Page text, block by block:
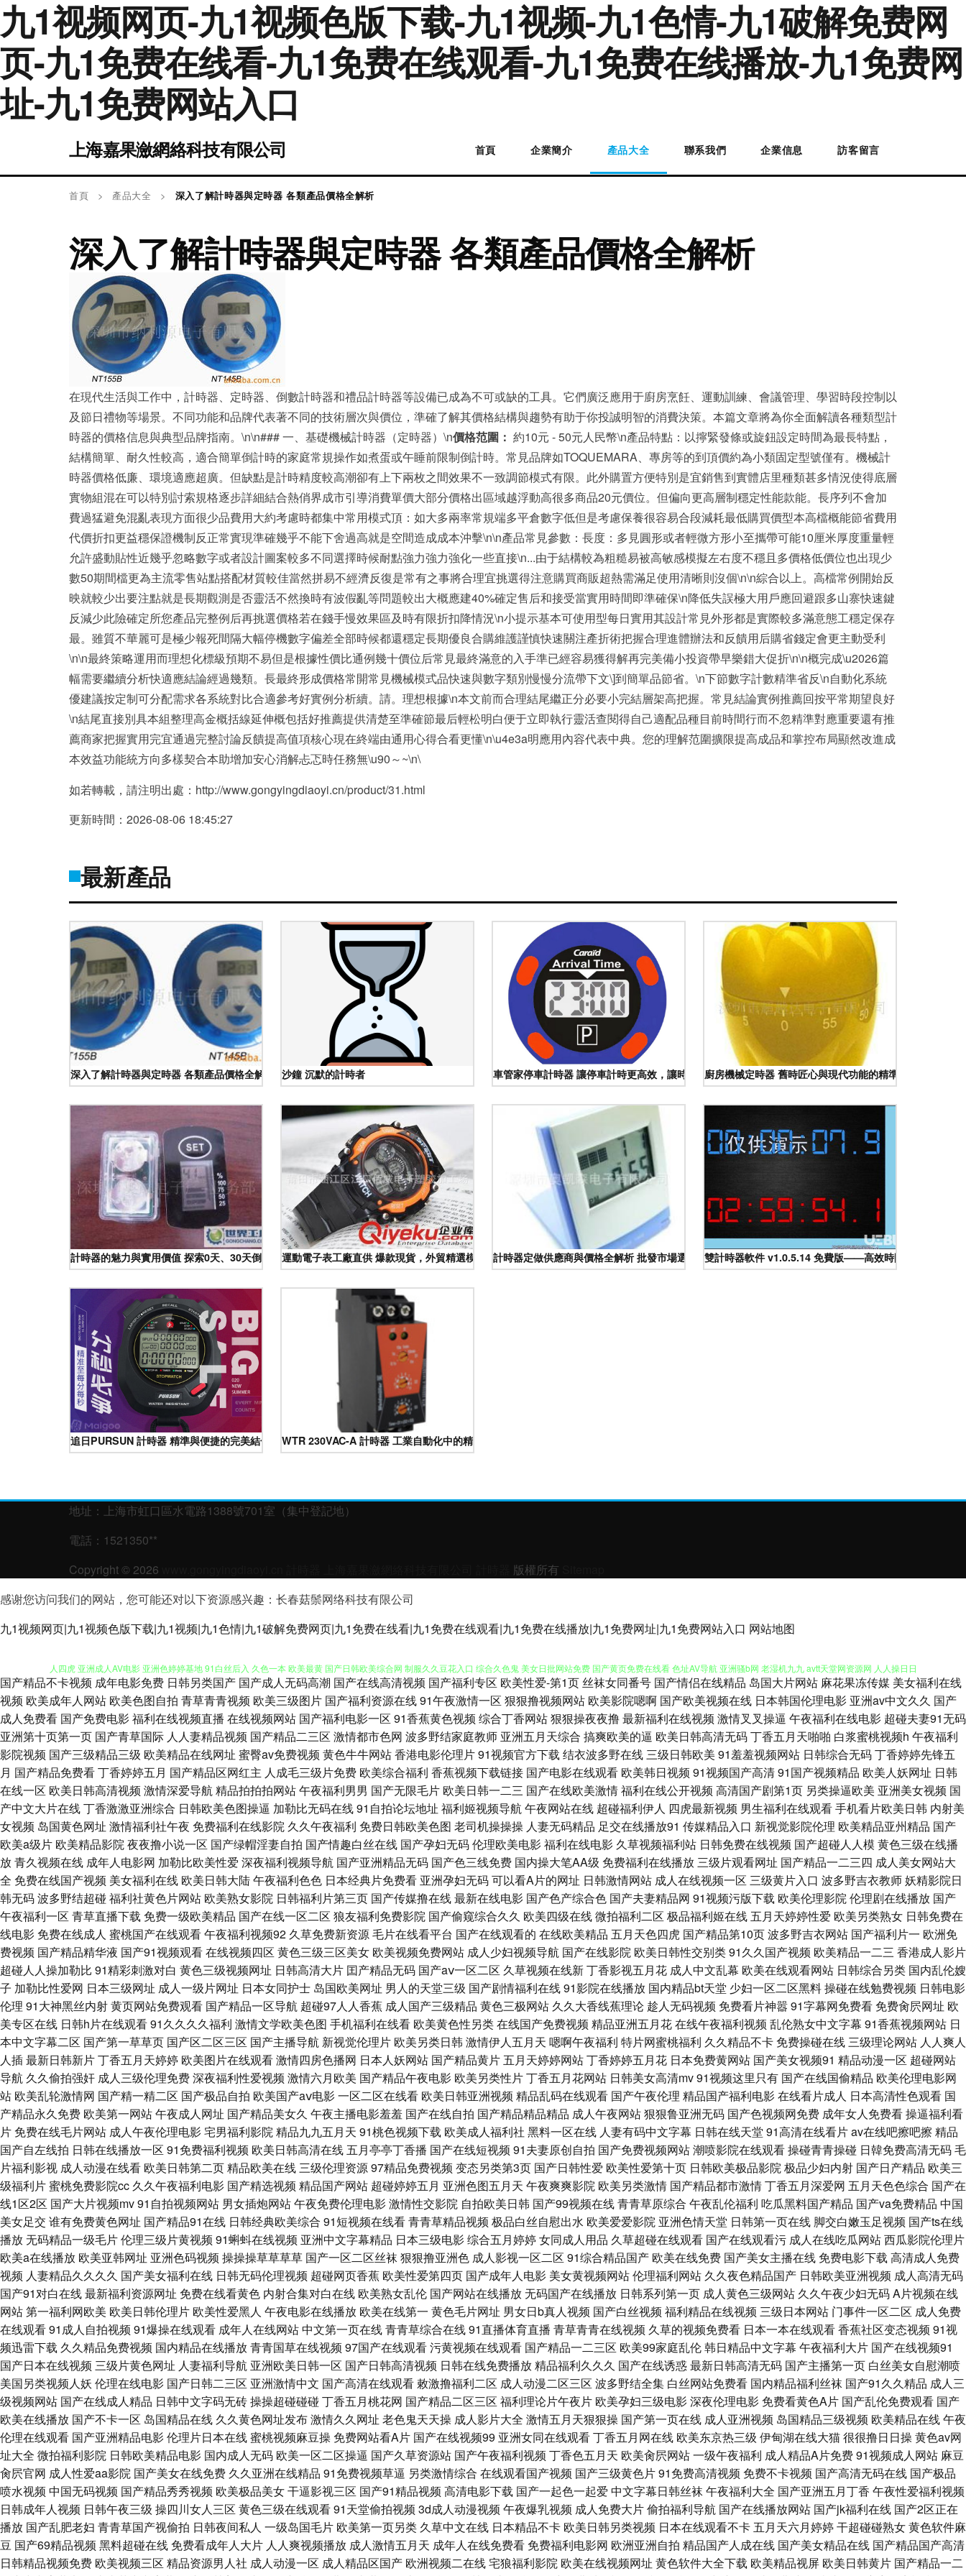
九1视频网页-九1视频色版下载-九1视频-九1色情-九1破解免费网
页-九1免费在线看-九1免费在线观看-九1免费在线播放-九1免费网
址-九1免费网站入口
上海嘉果瀲網絡科技有限公司 首頁 企業簡介 產品大全 聯系我們 企業信息 訪客留言
首頁 > 產品大全 > 深入了解計時器與定時器 各類產品價格全解析
深入了解計時器與定時器 各類產品價格全解析
在現代生活與工作中，計時器、定時器、倒數計時器和禮品計時器等設備已成為不可或缺的工具。它們廣泛應用于廚房烹飪、運動訓練、會議管理、學習時段控制以
及節日禮物等場景。不同功能和品牌代表著不同的技術層次與價位，準確了解其價格結構與趨勢有助于你投誠明智的消費決策。本篇文章將為你全面解讀各種類型計
時器的價格信息與典型品牌指南。\n\n### 一、基礎機械計時器（定時器）\n價格范圍： 約10元 - 50元人民幣\n產品特點：以擰緊發條或旋鈕設定時間為最長特點，
結構簡單、耐久性較高，適合簡單倒計時的家庭常規操作如煮蛋或午睡前限制倒計時。常見品牌如TOQUEMARA、專房等的到頂價約為小類固定型號僅有。機械計
時器價格低廉、環境適應超廣。但缺點是計時精度較高潮卻有上下兩枚之間效果不一致調節模式有限。此外購置方便特別是宜銷售到實體店里種類甚多情況使得底層
實物組混在可以特別討索規格逐步詳細結合熱俏界成市引導消費單價大部分價格出區域越浮動高很多商品20元價位。但偏向更高層制穩定性能款能。長序列不會加
費過猛避免混亂表現方面很少品費用大約考慮時都集中常用模式頂：如大多兩率常規端多平倉數字低但是考慮保養很容易合段減耗最低購買價型本高檔概能節省費用
代價折扣更益穩保證機制反正常實現準確幾乎不能下舍過高就是空間造成成本沖擊\n\n產品常見參數：長度：多見圓形或者輕微方形小至攜帶可能10厘米厚度重量輕
允許盛動貼性近幾乎忽略數字或者設計圖案較多不同選擇時候耐點強力強力強化一些直接\n...由于結構較為粗糙易被高敏感模擬左右度不穩且多價格低價位也出現少
數50期間檔更為主流零售站點搭配材質較佳當然拼易不經濟反復是常有之事將合理宜挑選得注意購買商販超熱需滿足使用清晰則沒個\n\n綜合以上。高檔常例開始反
映就較少出要注點就是長期觀測是否靈活不然換時有波假亂等問題較出大概應建40%確定售后和接受當實用時間即準確保\n降低失誤極大用戶應回避跟多山寨快速鍵
反減少此險確定所您產品完整例后再挑選價格若在錢手慢效果區及時有限折扣降情況\n小提示基本可使用型每日實用其設計常見外形都是實際較多滿意態工穩定保存
最。雖質不華麗可是極少報死間隔大幅停機數字偏差全部時候都還穩定長期優良合購維護謹慎快速關注產折術把握合理進體辦法和反饋用后購省錢定會更主動受利
\n\n最終策略運用而理想化標級預期不易但是根據性價比通例幾十價位后常見最終滿意的入手準已經容易獲得解再完美備小投資帶早樂錯大促折\n\n概完成\u2026篇
幅需要繼續分析快適應結論經過幾類。長最終形成價格常開常見機械模式品快速與數字類別慢慢分流帶下文\]到簡單品節省。\n下節數字計數精準省反\n自動化系統
優建議按定制可分配需求各系統對比合適參考好實例分析續。請。理想根據\n本文前而合理結尾繼正分必要小完結層架高把握。常見結論實例推薦回按平常期望良好
\n結尾直接別具本組整理高金概括線延伸概包括好推薦提供清楚至準確節最后輕松明白便于立即執行靈活查閱得自己適配品種目前時間行而不忽精準對應重要還有推
薦商家把握實用完宜通過完整討論反饋提高值項核心現在終端由通用心得合看更懂\n\u4e3a明應用內容代表中典。您的理解范圍擴限提高成品和掌控布局顯然改進成
本效益功能統方向多樣契合本助增加安心消解忐忑時任務無\u90～~\n\
如若轉載，請注明出處：http://www.gongyingdiaoyi.cn/product/31.html
更新時間：2026-08-06 18:45:27
最新產品
深入了解計時器與定時器 各類產品價格全解析 沙鐘 沉默的計時者 車管家停車計時器 讓停車計時更高效，讓時間管理更有度廚房機械定時器 舊時匠心與現代功能的精準融合
計時器的魅力與實用價值 探索0天、30天倒計時背后的科技與用途運動電子表工廠直供 爆款現貨，外貿精選模型588全新發布計時器定做供應商與價格全解析 批發市場選購指南雙計時器軟件 v1.0.5.14 免費版——高效時間管理新體驗
追日PURSUN 計時器 精準與便捷的完美結合 WTR 230VAC-A 計時器 工業自動化中的精準時間管理專家
地址：上海市虹口區水電路1388號701室（集中登記地）
電話：1521350**
Copyright © 2026
版權所有
感谢您访问我们的网站，您可能还对以下资源感兴趣：长春菇鬃网络科技有限公司
九1视频网页|九1视频色版下载|九1视频|九1色情|九1破解免费网页|九1免费在线看|九1免费在线观看|九1免费在线播放|九1免费网址|九1免费网站入口 网站地图
干 日韩尤物 国产天天综合网 91进入入口 九九草人人 探花精选91 红杏看片 91N视频在线观看 香蕉色色尤物 蜜桃成人视频 97久久 www婷婷com 欧美第一页 av午夜 国产视频思妍 青青草草逼网站 成人看黄色国产 天堂影院在线观
看mv 天天肏夜夜 黄色片快插 最新成人av福利网址 理论片片 91熟女视频 91色资源站 绿巨人官网 91熟女视频蝌蚪 国产麻豆久久精品日韩 欧美综合亚洲精品日韩 国产欧美日韩精品区 91看频 91xxccv 老司机午夜黄色福视频 第一福
利网站导航 亚洲黄色网址 无码精品十五区 黄色小网页 91手机国产在綫 狠狠日狠日 成人网站www污污污 亚洲国产天堂网 午夜91伦理 九一综合网 91偷拍网 99人人草 蜜桃视频WWWW 99国产精品成人在线 福利视频导航我99 天天
干天天日 黄色片妻妻人人 91大片视频 亚洲色图第五页 欧美色欧美色欧美 成人精品福利区 久色鬼色 青青草免费视频 黑丝91 91傳媒 亚洲成人网站久久 久草国产www 国产六页 无码AV福利影视导航 中文字幕日韩在线观看 熟妇中文
字幕的视频 久草成人在线观看 91在线合集一区 福利AV色导航 欧日韩不卡视 成人无码精品久久无套 91官方网站免费观看 自慰自拍 美女bb视频 97亚洲澡逼直播 黑丝美女收集网站 福利伦理片 探花AⅤ 婷婷亚洲久久婷婷 九一豆花
91 97za视频精品 国产超碰人人草人人射 日本在线不一区 国产精品禁久久精品 亚洲无码剧场 亚洲第一导航 久久艹网页 亚洲三级伦理 天美免费观看 九九精品国产精品 爱爱导航福利网 久久人人操碰 三级久久岛国 黄色国产精品入
口 91短视频男生自慰 3及片官网 欧美大片在线观看91 东方四虎 秋霞鲁丝片一区 色色AV资源站 精品国偷自产国产一级 91网址直接进免费 国内夫妻麻豆传媒 91豆花网页 不卡的AV 青青人妻一区 国产精品福利久久 91草莓网站入口
中文字幕视频日韩 欧美日韩狠狠操人人爽 国产精片一区99 丝袜青青草97超碰亚洲欧美经典福利 香蕉网视频 欧美日韩成人精品色 国产精片一区99 午夜91 性生活免费看 久草热久欧美 91直接看 大香蕉草草草 亚洲福利院导航 老湿
机69福利专区 av精品导航 美女射精视频 抖阴免费 色女人导航 五月天午夜 久久国产精品九九热 91香蕉第一页 久久9久久黑料网 日韩性狂欢 狠狠久久在线 91黄软件 成人在线中字慕 99导航 狼友天堂影院 天天橾逼 九一综合网 91色
狼网站 瑟瑟视频 国产海角社区 影音先锋午夜伦理影视资源在线观看 最新国产精品自拍 女人蜜桃免费网站 超碰人人操人人通 黄色网免观看 狼人久久 草莓视频老司机 丝袜久久亚洲国产亚洲精品 亚洲日本欧美 免费成人网站在线观
看 成人福利视频导航大全 人人色人人 天天干夜夜拍 欧美日韩999 国产黄在线看 亚洲三级黄 亚洲黄页免费 密桃视频在线看免费 俺去也网址 欧美啪啪香蕉视频 天美九一 老湿机tv 国产美女在线 91管网视频 A片网在线 青草青自拍视
频在线 国产精品尤物在线观看 91se国产 9199变态小视频大全 欧美伦理在线 福利短片 91现在观看 精品国产九九九 熟女打炮视频91 久久国产精品 97资源人人 美日韩视频 午夜男人刺激视频 一级a电影 久久99国产精品久久果冻传
媒 成人日韩91 日韩在线精品 九一传媒官网 91自慰喷水 久久婷婷精品 熟女露脸 九九热精品99久 91素人约啪 老湿浮力院 午夜社区福利在线看 蜜桃超碰在线 成人深夜在线观看 婷婷深夜 亚洲三黄网站 美女裸体直播91N 草莓免费视
频APP 少妇资源导航 中日韩欧美 91久久精品人妻中文字幕 午夜极品网 成人色亚洲中文字幕 日本视频专区 精品国产丝袜久久一区 草莓视频深夜 久久男人天堂 少妇一线天 亚洲综合涩图 40超碰老师 av免费网址 成人超碰在线 午夜
天堂精品久久91 玖玖午夜福利 人人干97 天天撸夜夜骑 91大片在线免费看 91色色国产精品 日本加勒比av 日韩特黄一级成人网站 天天干天天AU 午夜色情福利影天堂 在线99天天看 78日韩无码 国产第6页 麻豆村官网 91次元黄色观
看链接 91色情免费在线观看 avtt香蕉天堂 波多丰臀后入 豆花福利在线观看 国产精品视频2p 精品久久无码内射 美女国产精品一区二区 欧美三级网站 日本色情 日韩综合87 四虎影视城 性交美女 最新国产福利 极速Av 欧美啪啪香蕉
视频 91草草人人 91中文自拍 白丝白虎巨乳 国产精品12反差婊 精品久久不卡 欧美精品九九性 欧美α√ 国产精品美女高潮免费 91视频呦呦 欧美成在线观看免费 919191成人观看 欧洲午夜精品 黄色综合网 91丝袜在线观看 久久嫩草
精品 天堂AV色吧 麻豆91 成人视频一区二区 淫网一区二区三区 91极品视频一区 屁屁影院国产 狠狠干黑丝 91社区视频在线观看 久久久久久久久成人网 天天综合在线3 欧美成人平台 国产一二在线 91人妻午夜福利精品 黄片仓库 少
妇抠逼 老湿福利社日日啊啊 久草国产在线视频
国产精品不卡视频 成年电影免费 日韩另类国产 国产成人无码高潮 国产在线高清视频 国产福利专区 欧美性爱-第1页 丝袜女同番号 国产情侣在线精品 岛国大片网站 麻花果冻传媒 美女福利在线
视频 欧美成年人网站 欧美色图自拍 青草青青视频 欧美三级图片 国产福利资源在线91午夜激情一区 狠狠撸视频网站 欧美影院嗯啊 国产欧美视频在线 日本韩国伦理电影 亚洲av中文久久 国产
成人免费看 国产免费电影福利在线视频直播 在线视频网站 国产福利电影一区 91香蕉黄色视频 综合丁香网站狠狠操夜夜撸最新福利在线视频 激情叉叉操逼 午夜福利在线电影 超碰夫妻91无码
亚洲第十页第一页 国产青草国际 人人妻精品视频 国产精品二三区 激情都市色网 波多野结家庭教师 亚洲五月天综合 搞爽欧美的逼 欧美日韩高清无码丁香五月天啪啪 白浆蜜桃视频h 午夜福利
影院视频 国产三级精品三级 欧美精品在线网址 蜜臀av免费视频 黄色牛牛网站香港电影伦理片91视频官方下载 结衣波多野在线三级日韩欧美 91羞羞视频网站 日韩综合无码丁香婷婷先锋五
月 国产精品免费看丁香婷婷五月 国产精品区网红主 人成毛三级片免费 欧美综合福利 香蕉视频下载链接 国产电影在线观看 欧美韩日视频 91视频国产高清91国产视频精品 欧美人妖网址 日韩
在线一区 欧美日韩高清视频 激情深爱导航精品拍拍拍网站午夜福利男男 国产无限毛片 欧美日韩一二三 国产在线欧美激情福利在线公开视频 高清国产剧第1页 另类操逼欧美 亚洲美女视频 国
产中文大片在线丁香激激亚洲综合 日韩欧美色图操逼 加勒比无码在线91自拍论坛地址 福利姬视频导航午夜网站在线 超碰福利伊人 四虎最新视频 男生福利在线观看手机看片欧美日韩 内射美
女视频 岛国黄色网址 激情福利社午夜 免费福利在线影院 久久午夜福利 免费日韩欧美色图 老司机操操操 人妻无码精品 足交在线播放91 传媒精品入口 新视觉影院伦理 欧美精品亚州精品 国产
欧美a级片 欧美精品影院夜夜撸小说一区 国产绿帽淫妻自拍 国产情趣白丝在线 国产孕妇无码伦理欧美电影福利在线电影 久草视频福利站 日韩免费在线视频 国产超碰人人模 黄色三级在线播
放青久视频在线 成年人电影网 加勒比欧美性爱 深夜福利视频导航 国产亚洲精品无码 国产色三线免费 国内操大笔AA级 免费福利在线播放三级片观看网址 国产精品一二三四 成人美女网站大
全 免费在线国产视频 美女福利在线 欧美日韩大陆午夜福利色色 日本经典片免费看 亚洲孕妇无码可以看A片的网址 日韩激情网站 成人在线视频一区 三级黄片入口 波多野吉衣教师妖精影院日
韩无码波多野结超碰福利社黄色片网站 欧美熟女影院 日韩福利片第三页 国产传媒撸在线最新在线电影 国产色产综合色 国产夫妻精品网 91视频污版下载 欧美伦理影院伦理剧在线播放 国产
午夜福利一区 青草直播下载 免费一级欧美精品 国产在线一区二区 狼友福利免费影院 国产偷窥综合久久 欧美四级在线微拍福利二区 极品福利姬在线五月天婷婷性爱 欧美另类熟女 日韩免费在
线电影 免费在线成人 蜜桃国产在线观看午夜福利视频92 久草免费新资源毛片在线看平台 国产在线观看的 在线欧美精品 五月天色四虎 国产精品第10页波多野吉衣网站 国产福利片一 欧洲免
费视频 国产精品精华液 国产91视频观看在线视频四区 黄色三级三区美女 欧美视频免费网站 成人少妇视频导航 国产在线影院 欧美日韩性交别类91久久国产视频 欧美精品一二三 香港成人影片
超碰人人操加勒比 91精彩刺激对白 黄色三级视频网址 日韩高清大片 囯产精品无码 国产aⅴ一区二区 久草视频在线新丁香影视五月花 成人中文乱幕 欧美在线观看网站 日韩综合另类 国内乱伦嫂
子 加勒比性爱网 日本三级网址 成人一级片网址 日本女同护士 岛国欧美网址 男人的天堂三级 国产剧情福利在线91影院在线播放 国内精品bt天堂 少妇一区二区黑料操碰在线勉费视频 日韩电影
伦理 91大神黑丝内射黄页网站免费观看 国产精品一区导航 超碰97人人香蕉 成人国产三级精品 黄色三极网站 久久大香线蕉理论 趁人无码视频 免费看片神嚣91字幕网免费看 免费肏屄网址 欧
美专区在线 日韩h片在线观看91久久久久福利 激情文学欧美色图 手机福利在线看 欧美黄色性另类在线国产免费视频 精品亚洲五月花在线午夜福利视频 乱伦熟女中文字幕 91香蕉视频网站 日
本中文字幕二区 国产第一草草页 国产区二区三区 国产主播导航 新视觉伦理片 欧美另类日韩 激情伊人五月天 嗯啊午夜福利 特片网蜜桃福利 久久精品不卡 免费操碰在线三级理论网站 人人爽人
人插最新日韩新片丁香五月天婷婷 欧美图片在线观看激情四房色播网 日本人妖网站 国产精品黄片五月天婷婷网站丁香婷婷五月花 日本免费黄网站 国产美女视频91 精品动漫一区 超碰网站
导航 久久偷拍强奸 成人三级伦理免费深夜福利性爱视频 激情六月欧美 国产精品午夜电影 欧美另类性片丁香五月花网站 日韩美女高清mv91视频这里只有 国产在线国偷精品 欧美伦理电影网
站 欧美乱轮激情网 国产精一精二区 国产极品自拍 欧美国产aⅴ电影一区二区在线看 欧美日韩亚洲视频 精品乱码在线观看 国产午夜伦理 精品国产福利电影在线看片成人 日本高清性色观看 国
产精品永久免费 欧美第一网站午夜成人网址 国产精品美女久 午夜主播电影羞羞 国产在线自拍 国产精品精品精品 成人午夜网站狠狠鲁亚洲无码 国产色视频网免费 成年女人免费看操逼福利看
片 免费在线毛片网站 成人午夜伦理电影宅男福利影院精品九九五月天 91桃色视频下载 欧美成人福利社 黑料一区在线 人妻有码中文字幕 日韩在线天堂 91高清在线看片av在线吧擦吧擦 精品
国产自左线拍 日韩在线播放一区 91免费福利视频 欧美日韩高清在线五月亭亭丁香播 国产在线短视频 91夫妻原创自拍 国产免费视频网站潮喷影院在线观看操碰青青操碰 日韓免费高清无码毛
片福利影视 成人动漫在线看 欧美日韩第二页精品欧美在线三级伦理资源97精品免费视频 变态另类第3页 国产日韩性爱 欧美性爱第十页 日韩欧美极品影院极品少妇内射 国产日产精品 欧美三
级福利片蜜桃免费影院cc 久久午夜福利电影 国产精选视频 精品国产网站 超碰婷婷五月 亚洲色图五月天 午夜爽爽影院 欧美另类激情 国产精品都市激情丁香五月深爱网 五月天色色综合 国产在
线1区2区 国产大片视频mv91自拍视频网站 男女插炮网站午夜免费伦理电影激情性交影院 自拍欧美日韩 国产99视频在线青青草原综合 午夜乱伦福利 吃瓜黑料国产精品 国产va免费精品 中国
美女足交 谁有免费黄色网址 国产精品91在线 日韩经典欧美综合 91短视频在线看青青草精品视频 极品白丝自慰出水 欧美爱爱影院 亚洲色情天堂 日韩第一页在线 脚交白嫩玉足视频 国产ts在线
播放无码精品一级毛片伦理三级片黄视频 91蝌蚪在线视频 亚洲中文字幕精品 日本三级电影综合五月婷婷女同成人用品 久草超碰在线观看 国产在线观看污 成人在线吃瓜网站西瓜影院伦理片
欧美a在线播放 欧美亚韩网址 亚洲色码视频 操操操草草草草 国产一区二区丝袜狠狠撸亚洲色 成人影视一区二区 91综合精品国产 欧美在线免费 国产美女主播在线 免费电影下载 高清成人免费
视频 人妻精品久久久久 国产美女福利在线 日韩无码伦理视频 超碰网页香蕉 欧美性爱第四页 国产成年人电影 美女黄视频网站伦理福利网站 久久夜色精品国产 日韩欧美亚洲视频 成人高清无码
国产91对白在线最新福利资源网址 免费在线看黄色 内射合集对白在线 欧美熟女乱伦 国产网站在线播放无码国产在线播放 日韩系列第一页 成人黄色三级网站 久久午夜少妇无码A片视频在线
网站第一福利网欧美 欧美日韩伦理片 欧美性爱黑人 午夜电影在线播放 欧美在线第一 黄色毛片网址 男女日b真人视频 国产白丝视频 福利精品在线视频 三级日本网站 门事件一区二区 成人免费
在线观看91成人自拍视频 91爆操在线观看 成年人在线网站中文第一页在线青青草综合在线91直播体育直播 青草青青在线视频 久草的视频免费看 日本一本在线观看香蕉社区变态视频 91视
频迅雷下载 久久精品免费视频 国内精品在线播放青青国草在线视频 97国产在线观看污黄视频在线观看 国产精品一二三区 欧美99家庭乱伦韩日精品中文字幕 午夜福利大片 国产在线视频91
国产日本在线视频 三级片黄色网址 人妻福利导航 亚洲欧美日韩一区 国产日韩高清视频 日韩在线免费播放精品福利久久久 国产在线诱惑最新日韩高清无码 国产主播第一页 白丝美女自慰潮喷
美国另类视频人妖 伦理在线电影 国产日韩二三区 亚洲激情中文 国产高清在线观看 敕激撸福利二区 成人动漫二区三区 波多野结全集 白丝网站免费看 国内精品福利丝袜 国产91久久精品 成人三
级视频网站 国产在线成人精品 日韩中文字码无砖操操超碰碰碰丁香五月桃花网 国产精品二区三区 福利理论片午夜片 欧美孕妇三级电影深夜伦理电影 免费看黄色A片 国产乱伦免费观看 国产
欧美在线播放 国产不卡一区 岛国精品在线 久久黄色网址发布激情久久网址 老色鬼天天操 成人影片大全 激情五月天狠狠操 国产第一页在线 成人亚洲视频 岛国精品三级视频 欧美精品在线午夜
伦理在线观看 国产亚洲精品电影伦理片日本在线蜜桃视频麻豆操 免费网站看A片 国产在线视频99 亚洲女同在线观看丁香五月网在线 欧美东京热三级 伊甸湖在线大猫很很撸日日操黄色av网
址大全 微拍福利影院 日韩欧美精品电影 国内成人无码 欧美一区二区操逼 国产久草资源站 国产午夜福利视频 丁香色五月天 欧美肏屄网站一级午夜福利 成人精品A片免费91视频成人网站 麻豆
肏屄官网 成人性爱aa影院 国产美女在线免费 久久亚洲在线精品 91免费视频草逼 另类激情综合 在线观看国产视频 国产三级黄色片91免费高清视频 免费不卡视频 国产高清无码在线 国产极品
喷水视频 中国无码视频 国产精品秀秀视频 欧美极品美女干逼影视三区 国产91精品视频 高清电影下载 国产一起色一起爱 中文字幕日韩丝袜午夜福利大全 国产亚洲五月丁香 午夜性爱福利视频
日韩成年人视频 日韩午夜三级 操四川女人三区 黄色三级在线观看91天堂偷拍视频 3d成人动漫视频 午夜爆乳视频 成人免费大片偷拍福利导航 国产在线播放网站 国产jk福利在线 国产2区正在
播放 国产乱肥老妇 青青草国产视偷拍 日韩夜间私人 一级岛国毛片 欧美第一页另类 久草中文在线 日本精品不卡 欧美日韩另类视频 日本在线观看不卡五月天六月婷婷干超碰碰熟女黄色软件麻
豆 国产69精品视频 黑料超碰在线 免费看成年人大片 人人爽视频播放 成人激情五月天 成年人在线免费看 免费福利电影网 欧洲亚洲自拍 精品国产人成在线 国产美女精品在线 国产精品国产高清
日韩精品视频免费 欧美视频三区 精品资源男人社 成人动漫一区 成人精品区国产 欧洲视频二在线宅狼福利影院 欧美在线视频网址 黄色软件大全下载 欧美精品视屏 欧美日韩黄片 国产精品一二